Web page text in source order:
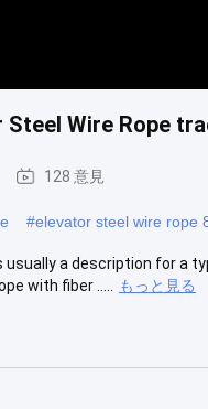
Wire Rope
128 意見
#elevator steel wire rope
usually a description for a
with fiber .....
もっと見る